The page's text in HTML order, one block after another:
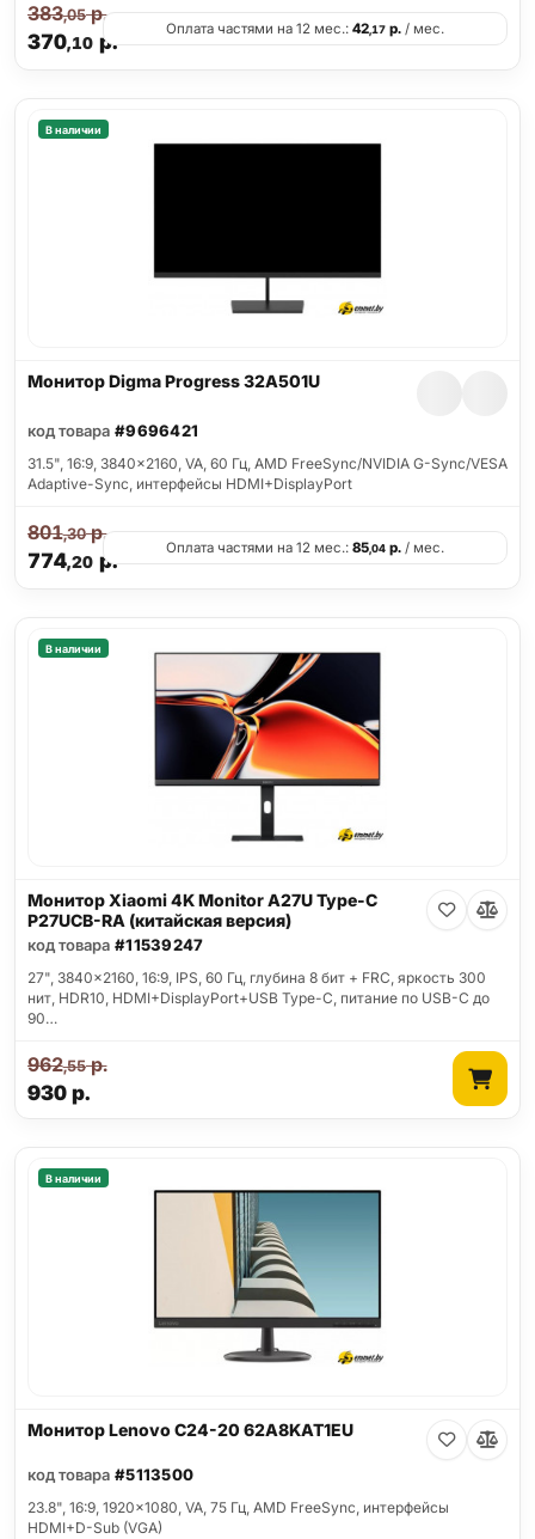
370,10р.
383,05р.
Оплата частями на 12 мес.: 42,17 р. / мес.
В наличии
Монитор Digma Progress 32A501U
код товара #9696421
31.5", 16:9, 3840x2160, VA, 60 Гц, AMD FreeSync/NVIDIA G-Sync/VESA
Adaptive-Sync, интерфейсы HDMI+DisplayPort
774,20р.
801,30р.
Оплата частями на 12 мес.: 85,04 р. / мес.
В наличии
Монитор Xiaomi 4K Monitor A27U Type-C
P27UCB-RA (китайская версия)
код товара #11539247
27", 3840x2160, 16:9, IPS, 60 Гц, глубина 8 бит + FRC, яркость 300
нит, HDR10, HDMI+DisplayPort+USB Type-C, питание по USB-C до
90…
930р.
962,55р.
В наличии
Монитор Lenovo C24-20 62A8KAT1EU
код товара #5113500
23.8", 16:9, 1920x1080, VA, 75 Гц, AMD FreeSync, интерфейсы
HDMI+D-Sub (VGA)